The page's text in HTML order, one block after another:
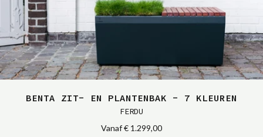
BENTA ZIT- EN PLANTENBAK - 7 KLEUREN
FERDU
Vanaf€ 1.299,00